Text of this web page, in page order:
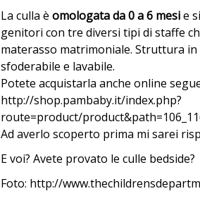
La culla è omologata da 0 a 6 mesie
genitori con tre diversi tipi di staffe
materasso matrimoniale. Struttura
sfoderabile e lavabile.
Potete acquistarla anche online
http://shop.pambaby.it/index.php?
route=product/
Ad averlo scoperto prima mi sarei
E voi? Avete provato le culle bedside?
Foto: http://